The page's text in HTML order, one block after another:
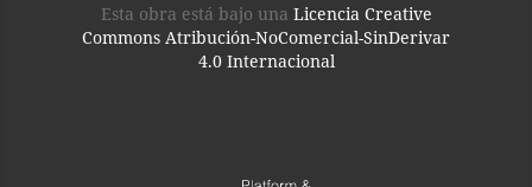
Esta obra está bajo una Licencia Creative
Commons Atribución-NoComercial-SinDerivar
4.0 Internacional